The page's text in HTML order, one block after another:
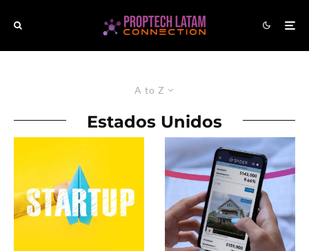
A to Z
Estados Unidos